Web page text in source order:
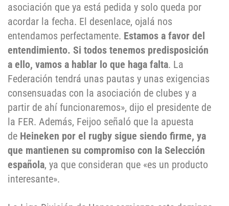
asociación que ya está pedida y solo queda por
acordar la fecha. El desenlace, ojalá nos
entendamos perfectamente. Estamos a favor del
entendimiento. Si todos tenemos predisposición
a ello, vamos a hablar lo que haga falta. La
Federación tendrá unas pautas y unas exigencias
consensuadas con la asociación de clubes y a
partir de ahí funcionaremos», dijo el presidente de
la FER. Además, Feijoo señaló que la apuesta
de Heineken por el rugby sigue siendo firme, ya
que mantienen su compromiso con la Selección
española, ya que consideran que «es un producto
interesante».